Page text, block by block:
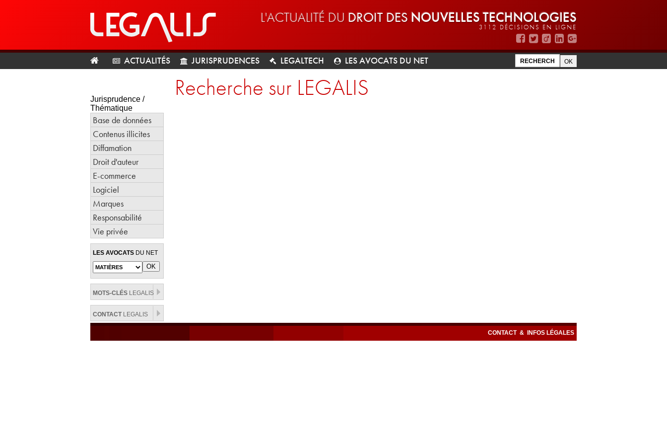
L'ACTUALITÉ DU DROIT DES NOUVELLES TECHNOLOGIES
3112 DÉCISIONS EN LIGNE
ACTUALITÉS JURISPRUDENCES LEGALTECH LES AVOCATS DU NET
Jurisprudence /
Thématique
Base de données
Contenus illicites
Diffamation
Droit d'auteur
E-commerce
Logiciel
Marques
Responsabilité
Vie privée
LES AVOCATS DU NET
MOTS-CLÉS LEGALIS
CONTACTLEGALIS
Recherche sur LEGALIS
CONTACT & INFOS LÉGALES